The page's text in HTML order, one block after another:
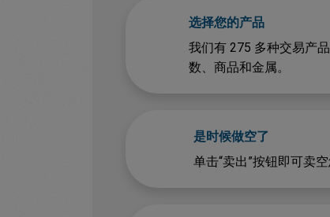
选择您的产品
我们有 275 多种交易产
数、商品和金属。
是时候做空了
单击“卖出”按钮即可卖